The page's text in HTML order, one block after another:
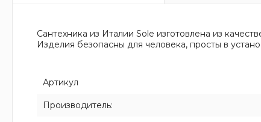
Сантехника из Италии Sole изготовлена из
Изделия безопасны для человека, просты в
Артикул
Производитель: